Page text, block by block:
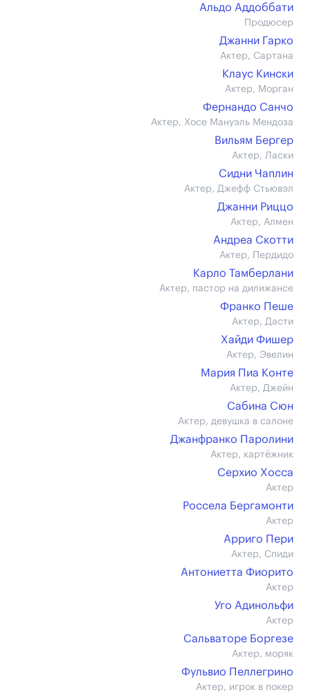
Альдо Аддоббати
Продюсер
Джанни Гарко
Актер, Сартана
Клаус Кински
Актер, Морган
Фернандо Санчо
Актер, Хосе Мануэль Мендоза
Вильям Бергер
Актер, Ласки
Сидни Чаплин
Актер, Джефф Стьювэл
Джанни Риццо
Актер, Алмен
Андреа Скотти
Актер, Пердидо
Карло Тамберлани
Актер, пастор на дилижансе
Франко Пеше
Актер, Дасти
Хайди Фишер
Актер, Эвелин
Мария Пиа Конте
Актер, Джейн
Сабина Сюн
Актер, девушка в салоне
Джанфранко Паролини
Актер, картёжник
Серхио Хосса
Актер
Россела Бергамонти
Актер
Арриго Пери
Актер, Спиди
Антониетта Фиорито
Актер
Уго Адинольфи
Актер
Сальваторе Боргезе
Актер, моряк
Фульвио Пеллегрино
Актер, игрок в покер